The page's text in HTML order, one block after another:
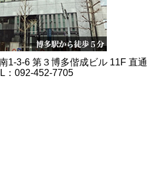
1-3-6 第３博多偕成ビル 11F 直通
：092-452-7705